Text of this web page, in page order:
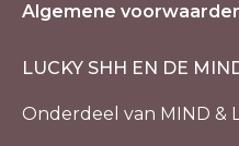
Algemene
LUCKY SHH EN DE
Onderdeel van MIND &